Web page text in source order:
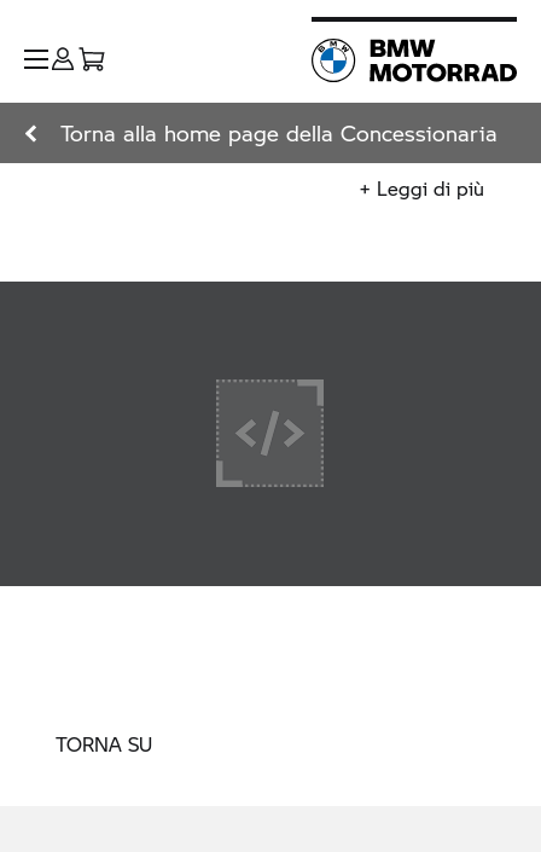
Torna alla home page della Concessionaria
+ Leggi di più
TORNA SU